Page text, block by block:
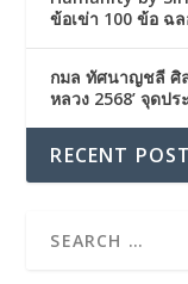
ข้อเข่า 100 ข้อ ฉ
กมล ทัศนาญชลี ศิ
หลวง 2568’ จุดป
RECENT